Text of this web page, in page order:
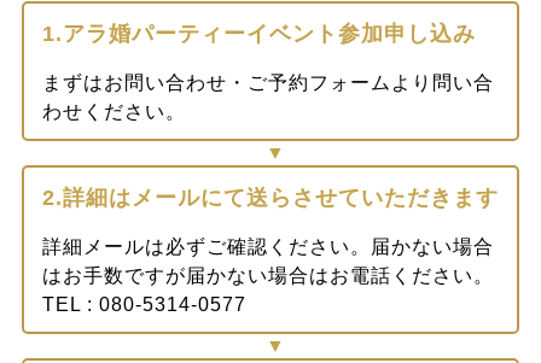
1.アラ婚パーティーイベント参加申し込み
まずはお問い合わせ・ご予約フォームより問い合
わせください。
2.詳細はメールにて送らさせていただきます
詳細メールは必ずご確認ください。届かない場合
はお手数ですが届かない場合はお電話ください。
TEL : 080-5314-0577